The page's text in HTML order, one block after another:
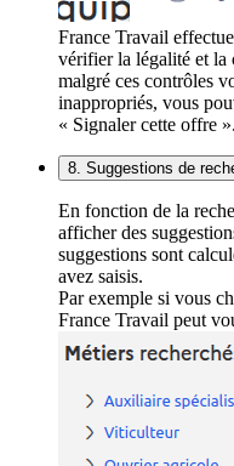
France Travail
vérifier la légalité et la
malgré ces contrôles
inappropriés, vous
« Signaler cette offre ».
8. Suggestions de
En fonction de la
afficher des
suggestions sont
avez saisis.
Par exemple si vous
France Travail peut